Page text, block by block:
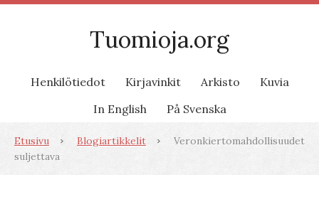
Tuomioja.org
Henkilötiedot Kirjavinkit Arkisto
Kuvia
In English
På Svenska
Etusivu Blogiartikkelit
Veronkiertomahdollisuudet
suljettava